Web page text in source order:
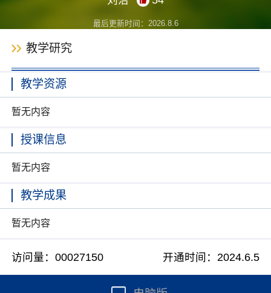
最后更新时间： 2026.8.6
教学研究
教学资源
暂无内容
授课信息
暂无内容
教学成果
暂无内容
访问量：00027150 开通时间： 2024.6.5